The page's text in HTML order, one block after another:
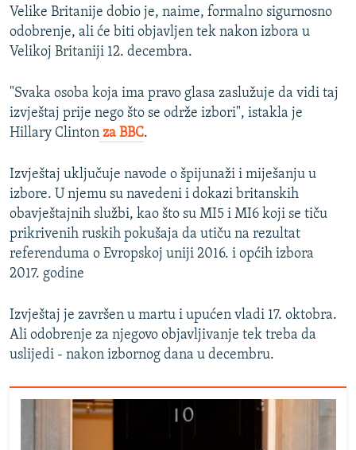
Velike Britanije dobio je, naime, formalno sigurnosno
odobrenje, ali će biti objavljen tek nakon izbora u
Velikoj Britaniji 12. decembra.
"Svaka osoba koja ima pravo glasa zaslužuje da vidi taj
izvještaj prije nego što se održe izbori", istakla je
Hillary Clinton za BBC.
Izvještaj uključuje navode o špijunaži i miješanju u
izbore. U njemu su navedeni i dokazi britanskih
obavještajnih službi, kao što su MI5 i MI6 koji se tiču
prikrivenih ruskih pokušaja da utiču na rezultat
referenduma o Evropskoj uniji 2016. i općih izbora
2017. godine
Izvještaj je završen u martu i upućen vladi 17. oktobra.
Ali odobrenje za njegovo objavljivanje tek treba da
uslijedi - nakon izbornog dana u decembru.